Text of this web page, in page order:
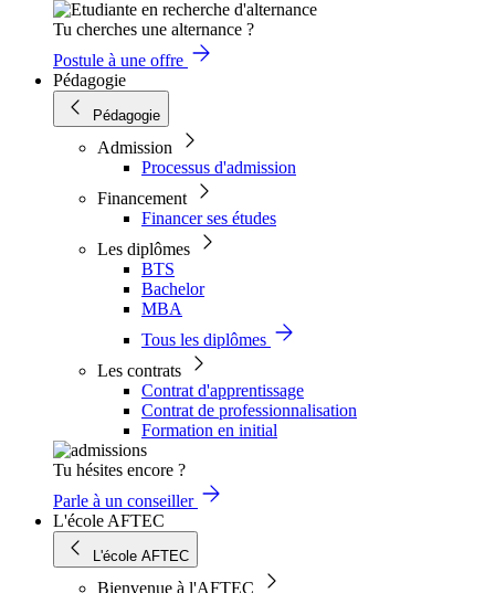
Tu cherches une alternance ?
Postule à une offre
Pédagogie
Pédagogie
Admission
Processus d'admission
Financement
Financer ses études
Les diplômes
BTS
Bachelor
MBA
Tous les diplômes
Les contrats
Contrat d'apprentissage
Contrat de professionnalisation
Formation en initial
Tu hésites encore ?
Parle à un conseiller
L'école AFTEC
L'école AFTEC
Bienvenue à l'AFTEC